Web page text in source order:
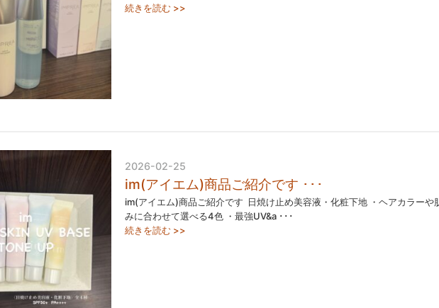
続きを読む >>
2026-02-25
im(アイエム)商品ご紹介です ･･･
im(アイエム)商品ご紹介です ⁡ 日焼け止め美容液・化粧下地 ・ヘアカラーや
みに合わせて選べる4色 ・最強UV&a ･･･
続きを読む >>